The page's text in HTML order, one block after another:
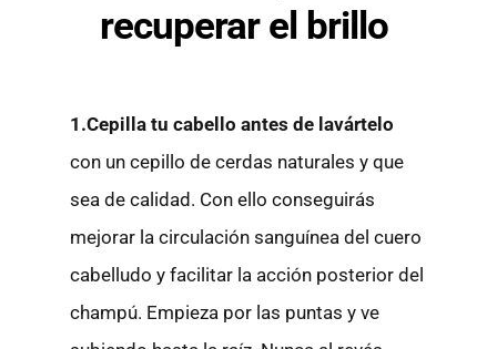
recuperar el brillo
1.Cepilla tu cabello antes de lavártelo
con un cepillo de cerdas naturales y que
sea de calidad. Con ello conseguirás
mejorar la circulación sanguínea del cuero
cabelludo y facilitar la acción posterior del
champú. Empieza por las puntas y ve